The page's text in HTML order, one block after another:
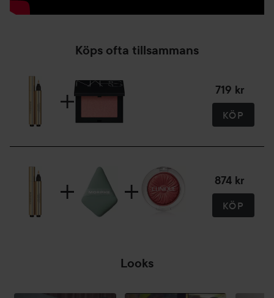
Köps ofta tillsammans
719 kr
KÖP
874 kr
KÖP
Looks